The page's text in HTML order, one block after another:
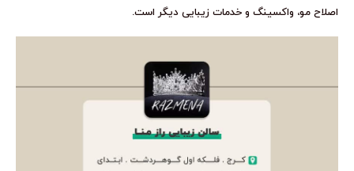
اصلاح مو، واکسینگ و خدمات زیبایی دیگر است.